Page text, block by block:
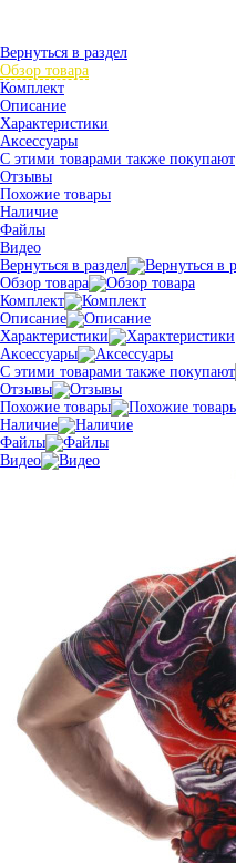
Вернуться в раздел
Обзор товара
Комплект
Описание
Характеристики
Аксессуары
С этими товарами также покупают
Отзывы
Похожие товары
Наличие
Файлы
Видео
Вернуться в раздел
Обзор товара
Комплект
Описание
Характеристики
Аксессуары
С этими товарами также покупают
Отзывы
Похожие товары
Наличие
Файлы
Видео